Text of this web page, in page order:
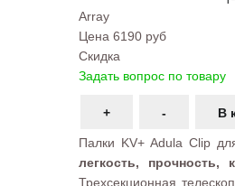
Array
Цена 6190 руб
Скидка
Задать вопрос по товару
Палки KV+ Adula Clip
легкость, прочность,
Трехсекционная